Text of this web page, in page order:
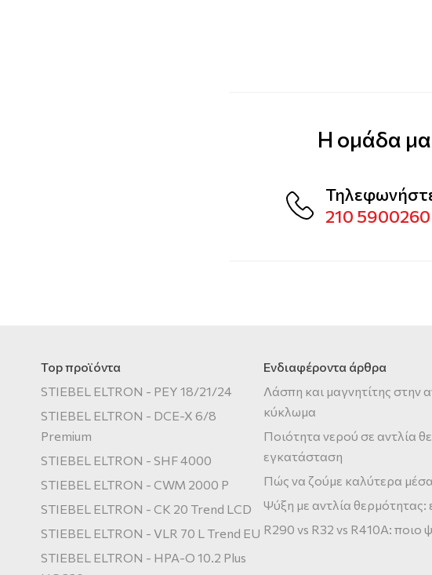
Η ομάδα
210 5900260
Top προϊόντα
STIEBEL ELTRON - PEY 18/21/24
STIEBEL ELTRON - DCE-X 6/8
Premium
STIEBEL ELTRON - SHF 4000
STIEBEL ELTRON - CWM 2000 P
STIEBEL ELTRON - CK 20 Trend LCD
STIEBEL ELTRON - VLR 70 L Trend EU
STIEBEL ELTRON - HPA-O 10.2 Plus
Ενδιαφέροντα άρθρα
Λάσπη και μαγνητίτης στην
κύκλωμα
Ποιότητα νερού σε αντλία
εγκατάσταση
Πώς να ζούμε καλύτερα μέσα
Ψύξη με αντλία θερμότητας:
R290 vs R32 vs R410A: ποιο